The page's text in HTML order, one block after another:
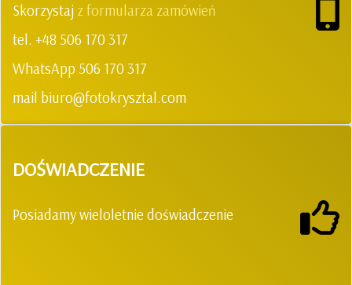
Skorzystaj z formularza zamówień
tel. +48 506 170 317
WhatsApp 506 170 317
mail biuro@fotokrysztal.com
DOŚWIADCZENIE
Posiadamy wieloletnie doświadczenie